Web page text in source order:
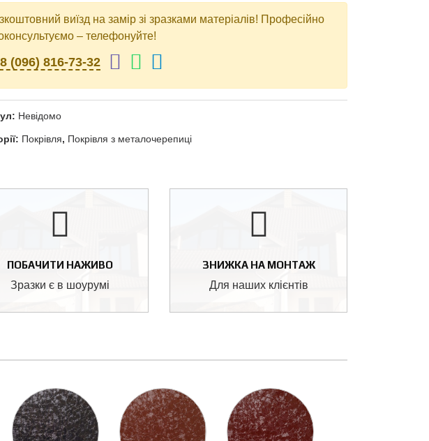
виїзд на замір зі зразками матеріалів! Професійно
– телефонуйте!
(096) 816-73-32
Невідомо
Покрівля, Покрівля з металочерепиці
ПОБАЧИТИ НАЖИВО
Зразки є в шоурумі
ЗНИЖКА НА МОНТАЖ
Для наших клієнтів